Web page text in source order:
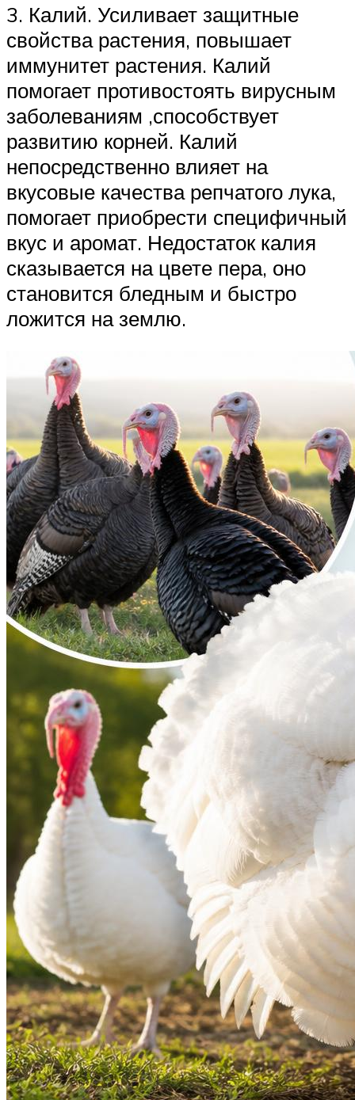
3. Калий. Усиливает защитные
свойства растения, повышает
иммунитет растения. Калий
помогает противостоять вирусным
заболеваниям ,способствует
развитию корней. Калий
непосредственно влияет на
вкусовые качества репчатого лука,
помогает приобрести специфичный
вкус и аромат. Недостаток калия
сказывается на цвете пера, оно
становится бледным и быстро
ложится на землю.